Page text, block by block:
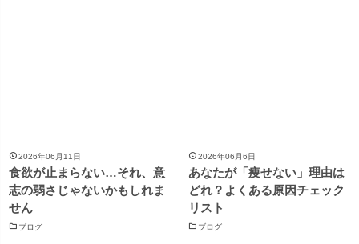
2026年06月11日
食欲が止まらない…それ、意
志の弱さじゃないかもしれま
せん
ブログ
2026年06月6日
あなたが「痩せない」理由は
どれ？よくある原因チェック
リスト
ブログ